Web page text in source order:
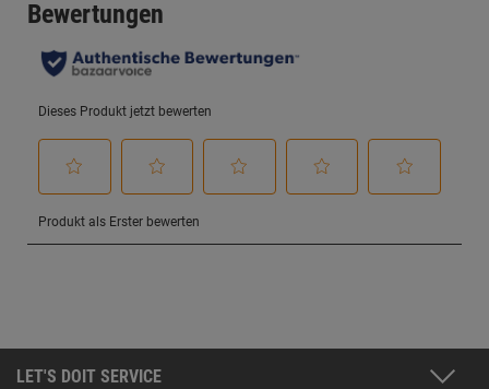
LET'S DOIT SERVICE